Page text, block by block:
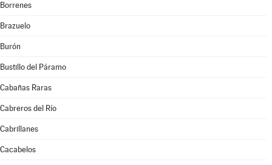
Borrenes
Brazuelo
Burón
Bustillo del Páramo
Cabañas Raras
Cabreros del Río
Cabrillanes
Cacabelos